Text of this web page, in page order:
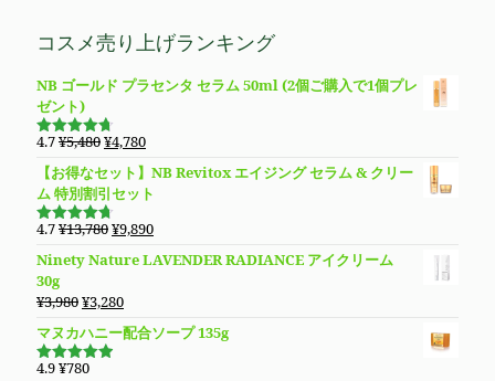
し
で
格
¥5,480
し
た。
価
は
す。
コスメ売り上げランキング
NB ゴールド プラセンタ セラム 50ml (2個ご購入で1個プレ
ゼント)
5段階で
価
4.7¥5,480元
価
格
は
で
た。
¥4,780現
の
価
格
¥4,780
【お得なセット】NB Revitox エイジング セラム & クリー
ム 特別割引セット
5段階で
価
4.7¥13,780元
価
は
¥13,780
で
¥9,890現
の
は
Ninety Nature LAVENDER RADIANCE アイクリーム
30g
¥3,980元
価
格
¥3,280現
在
の
マヌカハニー配合ソープ 135g
5段階で
4.9¥780